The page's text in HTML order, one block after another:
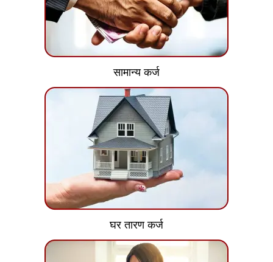
सामान्य कर्ज
घर तारण कर्ज